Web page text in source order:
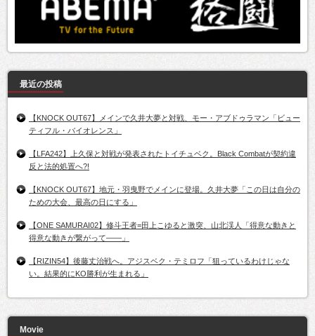
最近の投稿
【KNOCK OUT67】メインで久井大夢と対戦、モー・アブドゥラマン「ビュー
ティフル・バイオレンス」
【LFA242】上久保と対戦が発表されたトイチュベク。Black Combatが契約違
反と法的処置へ?!
【KNOCK OUT67】地元・羽曳野でメインに登場。久井大夢「この日は自分の
ための大会、最高の日にする」
【ONE SAMURAI02】修斗王者=田上こゆると激突、山北渓人「得意な動きと
得意な動きが繋がって――」
【RIZIN54】後藤丈治戦へ。アジスベク・テミロフ「狙っているわけじゃな
い。結果的にKO勝利が生まれる」
Movie